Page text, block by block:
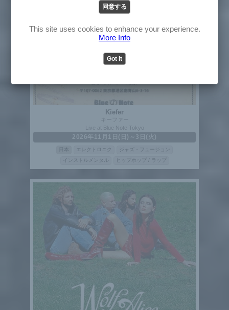
Kiefer
キーファー
Live at Blue Note Tokyo
2026年11月1日(日)～3日(火)
エレクトロニク
ジャズ・フュージョン
インストルメンタル
ヒップホップ / ラップ
English
Japanese
同意する
This site uses cookies to enhance your experience.
More Info
Got It